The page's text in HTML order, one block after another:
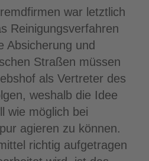
war letztlich
Reinigungsverfahren
Absicherung und
Straßen müssen
als Vertreter des
weshalb die Idee
wie möglich bei
agieren zu können.
richtig aufgetragen